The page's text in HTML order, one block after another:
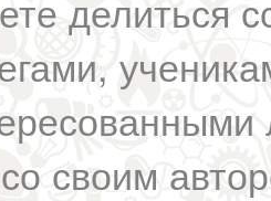
делиться
своим